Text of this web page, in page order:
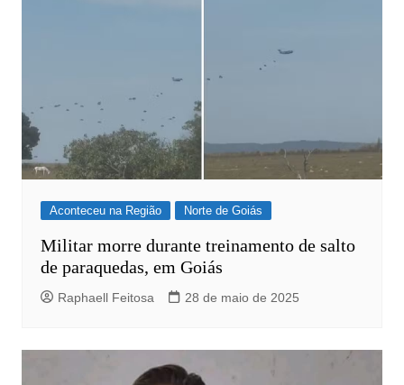
Aconteceu na Região Norte de Goiás
Militar morre durante treinamento de salto
de paraquedas, em Goiás
Raphaell Feitosa 28 de maio de 2025